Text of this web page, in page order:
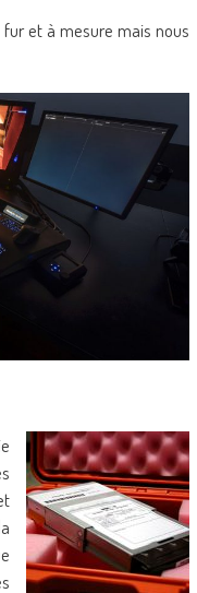
et à mesure mais nous